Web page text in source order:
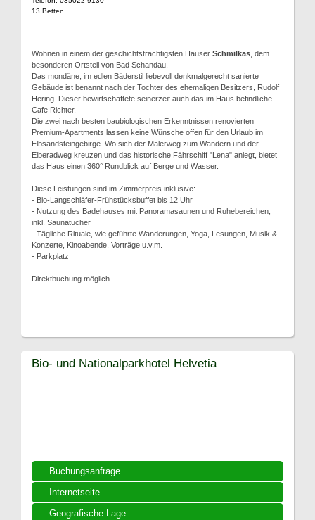
13 Betten
Wohnen in einem der geschichtsträchtigsten Häuser Schmilkas , dem
besonderen Ortsteil von Bad Schandau.
Das mondäne, im edlen Bäderstil liebevoll denkmalgerecht sanierte
Gebäude ist benannt nach der Tochter des ehemaligen Besitzers, Rudolf
Hering. Dieser bewirtschaftete seinerzeit auch das im Haus befindliche
Cafe Richter.
Die zwei nach besten baubiologischen Erkenntnissen renovierten
Premium-Apartments lassen keine Wünsche offen für den Urlaub im
Elbsandsteingebirge. Wo sich der Malerweg zum Wandern und der
Elberadweg kreuzen und das historische Fährschiff "Lena" anlegt, bietet
das Haus einen 360° Rundblick auf Berge und Wasser.
Diese Leistungen sind im Zimmerpreis inklusive:
- Bio-Langschläfer-Frühstücksbuffet bis 12 Uhr
- Nutzung des Badehauses mit Panoramasaunen und Ruhebereichen,
inkl. Saunatücher
- Tägliche Rituale, wie geführte Wanderungen, Yoga, Lesungen, Musik &
Konzerte, Kinoabende, Vorträge u.v.m.
- Parkplatz
Direktbuchung möglich
Buchungsanfrage
Internetseite
Geografische Lage
Bio- und Nationalparkhotel Helvetia